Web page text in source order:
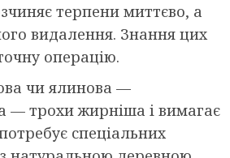
терпени миттєво, а
видалення. Знання цих
операцію.
чи ялинова —
— трохи жирніша і вимагає
спеціальних